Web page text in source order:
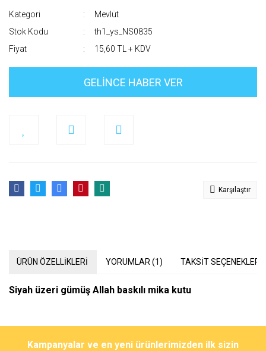
Kategori
Mevlüt
Stok Kodu
th1_ys_NS0835
Fiyat
15,60 TL + KDV
GELİNCE HABER VER
Karşılaştır
ÜRÜN ÖZELLİKLERİ YORUMLAR (1) TAKSİT SEÇENEKLERİ
Siyah üzeri gümüş Allah baskılı mika kutu
tarafımıza iletebilirsiniz.
Kampanyalar ve en yeni ürünlerimizden ilk sizin